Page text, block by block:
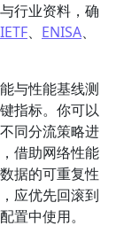
行业资料，确
IETF、 ENISA、
与性能基线测
指标。你可以
同分流策略进
借助网络性能
据的可重复性
应优先回滚到
置中使用。